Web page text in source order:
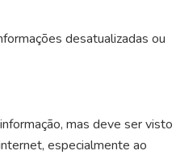
desatualizadas ou
mas deve ser visto
especialmente ao